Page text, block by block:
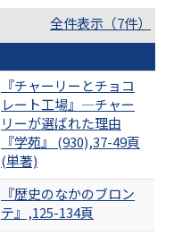
全件表示（7件）
『チャーリーとチョコ
レート工場』―チャー
リーが選ばれた理由
『学苑』 (930),37-49頁
(単著)
『歴史のなかのブロン
テ』,125-134頁